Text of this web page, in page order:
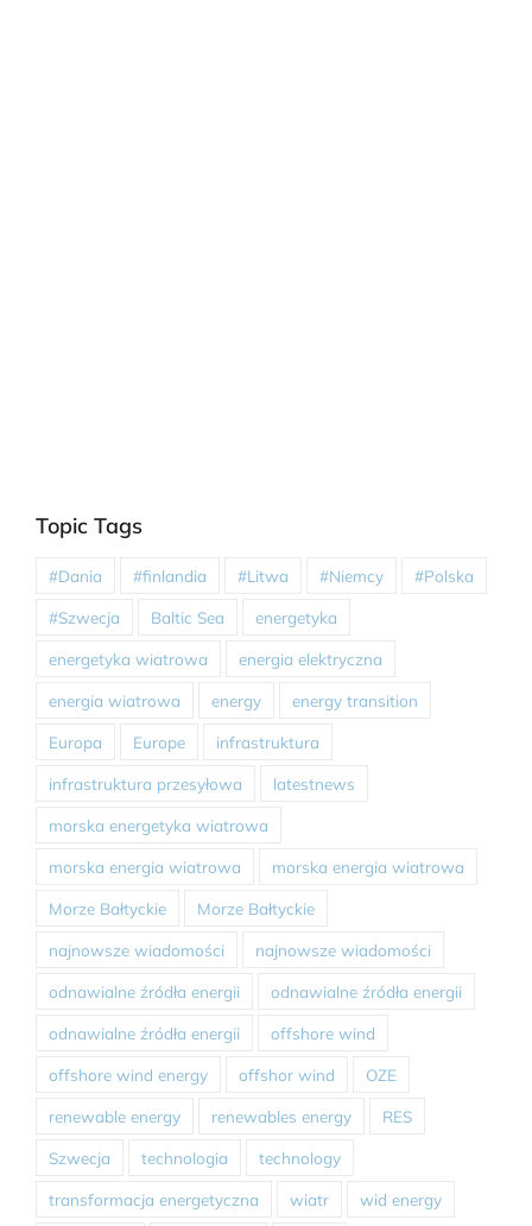
Topic Tags
#Dania #finlandia #Litwa #Niemcy #Polska
#Szwecja Baltic Sea energetyka
energetyka wiatrowa energia elektryczna
energia wiatrowa energy energy transition
Europa Europe infrastruktura
infrastruktura przesyłowa latestnews
morska energetyka wiatrowa
morska energia wiatrowa morska energia wiatrowa
Morze Bałtyckie Morze Bałtyckie
najnowsze wiadomości najnowsze wiadomości
odnawialne źródła energii odnawialne źródła energii
odnawialne źródła energii offshore wind
offshore wind energy offshor wind OZE
renewable energy renewables energy RES
Szwecja technologia technology
transformacja energetyczna wiatr wid energy